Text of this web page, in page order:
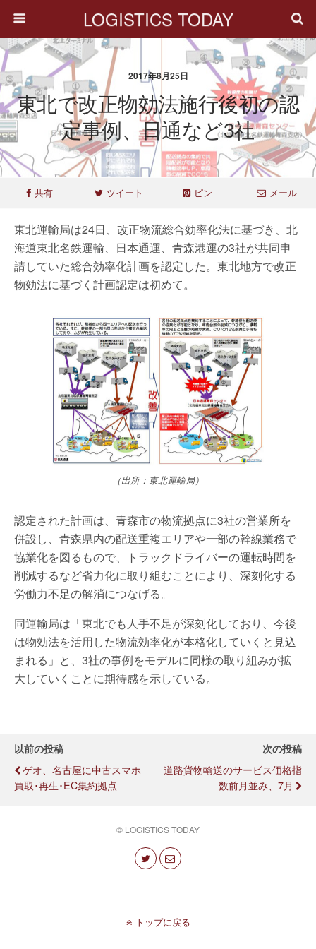
LOGISTICS TODAY
2017年8月25日
東北で改正物効法施行後初の認
定事例、日通など3社
共有 ツイート ピン メール
東北運輸局は24日、改正物流総合効率化法に基づき、北
海道東北名鉄運輸、日本通運、青森港運の3社が共同申
請していた総合効率化計画を認定した。東北地方で改正
物効法に基づく計画認定は初めて。
（出所：東北運輸局）
認定された計画は、青森市の物流拠点に3社の営業所を
併設し、青森県内の配送重複エリアや一部の幹線業務で
協業化を図るもので、トラックドライバーの運転時間を
削減するなど省力化に取り組むことにより、深刻化する
労働力不足の解消につなげる。
同運輸局は「東北でも人手不足が深刻化しており、今後
は物効法を活用した物流効率化が本格化していくと見込
まれる」と、3社の事例をモデルに同様の取り組みが拡
大していくことに期待感を示している。
以前の投稿
ゲオ、名古屋に中古スマホ
買取･再生･EC集約拠点
次の投稿
道路貨物輸送のサービス価格指
数前月並み、7月
© LOGISTICS TODAY
トップに戻る